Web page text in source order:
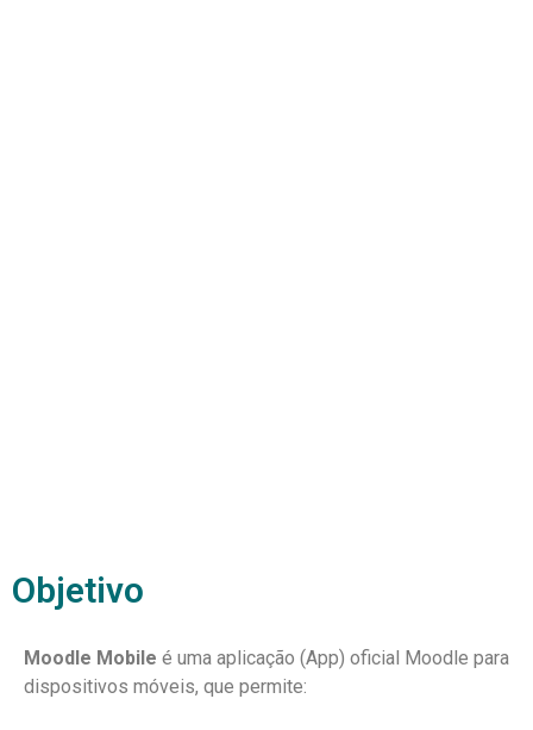
Objetivo
Moodle Mobile é uma aplicação (App) oficial Moodle para
dispositivos móveis, que permite: